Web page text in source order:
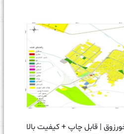
| قابل چاپ + کیفیت بالا